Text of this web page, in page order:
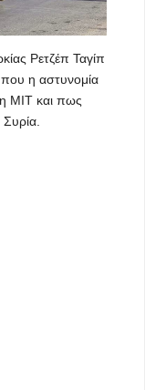
Ρετζέπ Ταγίπ
που η αστυνομία
MIT και πως